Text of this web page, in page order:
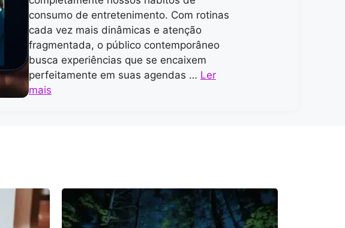
consumo de entretenimento. Com rotinas
cada vez mais dinâmicas e atenção
fragmentada, o público contemporâneo
busca experiências que se encaixem
perfeitamente em suas agendas … Ler
mais